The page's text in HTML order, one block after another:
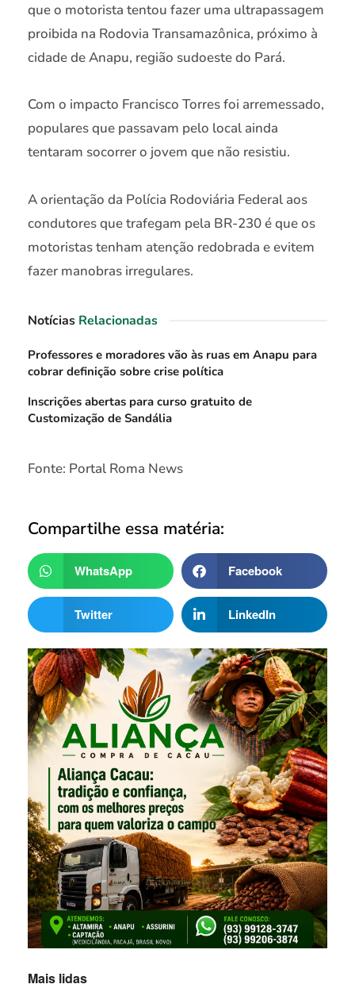
que o motorista tentou fazer uma ultrapassagem
proibida na Rodovia Transamazônica, próximo à
cidade de Anapu, região sudoeste do Pará.
Com o impacto Francisco Torres foi arremessado,
populares que passavam pelo local ainda
tentaram socorrer o jovem que não resistiu.
A orientação da Polícia Rodoviária Federal aos
condutores que trafegam pela BR-230 é que os
motoristas tenham atenção redobrada e evitem
fazer manobras irregulares.
Notícias Relacionadas
Professores e moradores vão às ruas em Anapu para
cobrar definição sobre crise política
Inscrições abertas para curso gratuito de
Customização de Sandália
Fonte: Portal Roma News
Compartilhe essa matéria:
WhatsApp Facebook
Twitter LinkedIn
Mais lidas